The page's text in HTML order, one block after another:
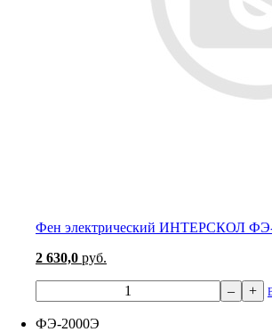
Фен электрический ИНТЕРСКОЛ
2 630,0 руб.
– +
ФЭ-2000Э